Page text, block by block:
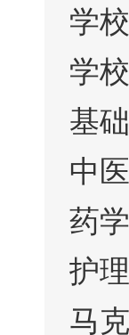
学
学
基
中
药
护
马